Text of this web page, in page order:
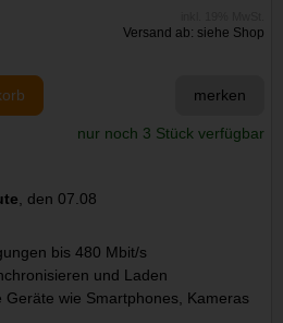
Versand ab: siehe Shop
merken
nur noch 3 Stück verfügbar
, den 07.08
bis 480 Mbit/s
und Laden
Geräte wie Smartphones, Kameras